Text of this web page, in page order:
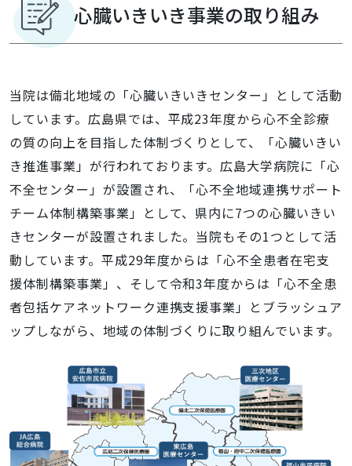
心臓いきいき事業の取り組み
当院は備北地域の「心臓いきいきセンター」として活動
しています。広島県では、平成23年度から心不全診療
の質の向上を目指した体制づくりとして、「心臓いきい
き推進事業」が行われております。広島大学病院に「心
不全センター」が設置され、「心不全地域連携サポート
チーム体制構築事業」として、県内に7つの心臓いきい
きセンターが設置されました。当院もその1つとして活
動しています。平成29年度からは「心不全患者在宅支
援体制構築事業」、そして令和3年度からは「心不全患
者包括ケアネットワーク連携支援事業」とブラッシュア
ップしながら、地域の体制づくりに取り組んでいます。